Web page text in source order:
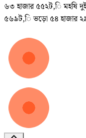
৬৩ হাজার ৫৫২ট,ি মহষি
৫৬৯ট,ি ভড়ো ৫৪ হাজার